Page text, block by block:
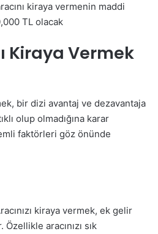
kiraya vermenin maddi
TL olacak
Kiraya Vermek
bir dizi avantaj ve dezavantaja
olup olmadığına karar
faktörleri göz önünde
kiraya vermek, ek gelir
aracınızı sık